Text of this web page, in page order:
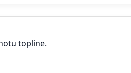
topline.